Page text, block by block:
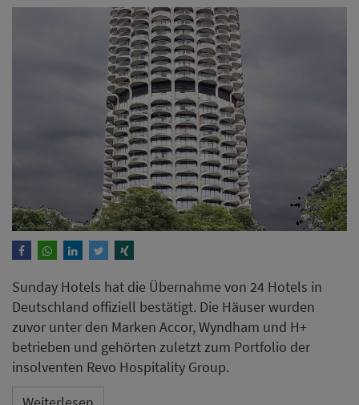
Sunday Hotels hat die Übernahme von 24 Hotels in
Deutschland offiziell bestätigt. Die Häuser wurden
zuvor unter den Marken Accor, Wyndham und H+
betrieben und gehörten zuletzt zum Portfolio der
insolventen Revo Hospitality Group.